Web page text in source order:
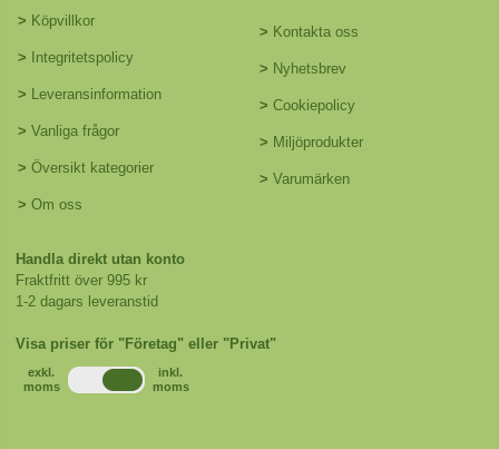
> Köpvillkor
> Integritetspolicy
> Leveransinformation
> Vanliga frågor
> Översikt kategorier
> Om oss
> Kontakta oss
> Nyhetsbrev
> Cookiepolicy
> Miljöprodukter
> Varumärken
Handla direkt utan konto
Fraktfritt över 995 kr
1-2 dagars leveranstid
Visa priser för "Företag" eller "Privat"
exkl.
moms
inkl.
moms